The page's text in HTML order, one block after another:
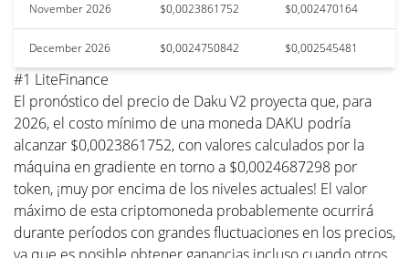
November 2026 $0,0023861752 $0,002470164
December 2026 $0,0024750842 $0,002545481
#1 LiteFinance
El pronóstico del precio de Daku V2 proyecta que, para
2026, el costo mínimo de una moneda DAKU podría
alcanzar $0,0023861752, con valores calculados por la
máquina en gradiente en torno a $0,0024687298 por
token, ¡muy por encima de los niveles actuales! El valor
máximo de esta criptomoneda probablemente ocurrirá
durante períodos con grandes fluctuaciones en los precios,